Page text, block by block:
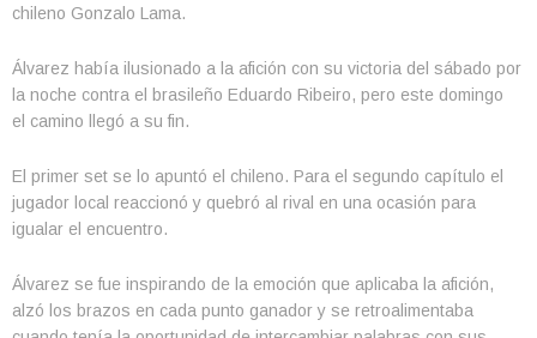
chileno Gonzalo Lama.
Álvarez había ilusionado a la afición con su victoria del sábado por
la noche contra el brasileño Eduardo Ribeiro, pero este domingo
el camino llegó a su fin.
El primer set se lo apuntó el chileno. Para el segundo capítulo el
jugador local reaccionó y quebró al rival en una ocasión para
igualar el encuentro.
Álvarez se fue inspirando de la emoción que aplicaba la afición,
alzó los brazos en cada punto ganador y se retroalimentaba